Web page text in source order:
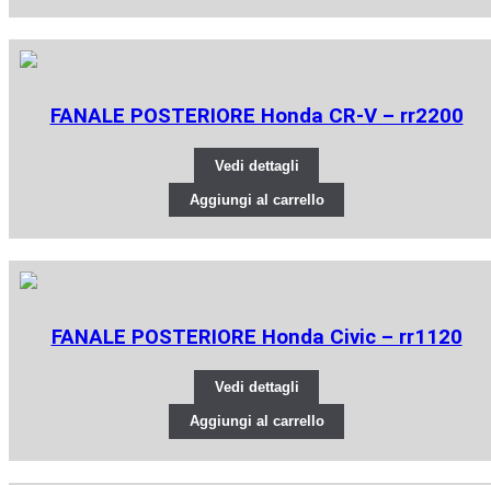
FANALE POSTERIORE Honda CR-V – rr2200
Vedi dettagli
Aggiungi al carrello
FANALE POSTERIORE Honda Civic – rr1120
Vedi dettagli
Aggiungi al carrello